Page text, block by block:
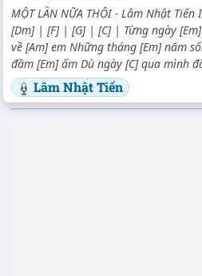
MỘT LẦN NỮA THÔI - Lâm Nhật
[Dm] | [F] | [G] | [C] | Từng ngày
về [Am] em Những tháng [Em] năm
đầm [Em] ấm Dù ngày [C] qua mình
Lâm Nhật Tiến